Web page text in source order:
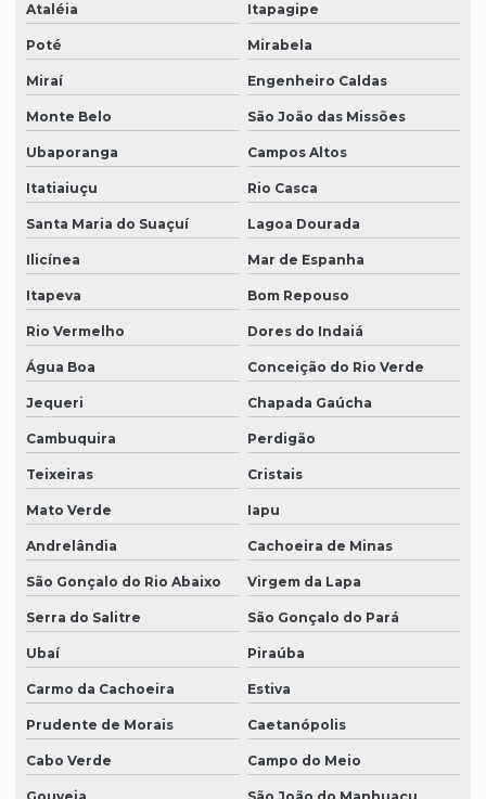
Ataléia Itapagipe
Poté Mirabela
Miraí Engenheiro Caldas
Monte Belo São João das Missões
Ubaporanga Campos Altos
Itatiaiuçu Rio Casca
Santa Maria do Suaçuí Lagoa Dourada
Ilicínea Mar de Espanha
Itapeva Bom Repouso
Rio Vermelho Dores do Indaiá
Água Boa Conceição do Rio Verde
Jequeri Chapada Gaúcha
Cambuquira Perdigão
Teixeiras Cristais
Mato Verde Iapu
Andrelândia Cachoeira de Minas
São Gonçalo do Rio Abaixo Virgem da Lapa
Serra do Salitre São Gonçalo do Pará
Ubaí Piraúba
Carmo da Cachoeira Estiva
Prudente de Morais Caetanópolis
Cabo Verde Campo do Meio